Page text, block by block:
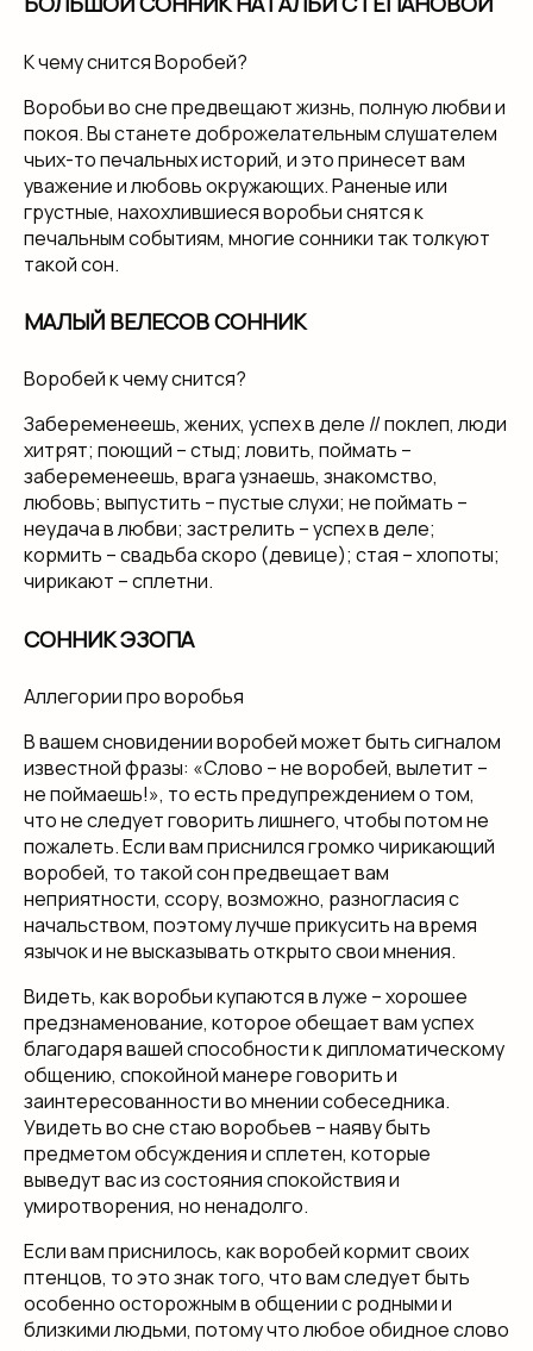
К чему снится Воробей?
Воробьи во сне предвещают жизнь, полную любви и
покоя. Вы станете доброжелательным слушателем
чьих-то печальных историй, и это принесет вам
уважение и любовь окружающих. Раненые или
грустные, нахохлившиеся воробьи снятся к
печальным событиям, многие сонники так толкуют
такой сон.
МАЛЫЙ ВЕЛЕСОВ СОННИК
Воробей к чему снится?
Забеременеешь, жених, успех в деле // поклеп, люди
хитрят; поющий – стыд; ловить, поймать –
забеременеешь, врага узнаешь, знакомство,
любовь; выпустить – пустые слухи; не поймать –
неудача в любви; застрелить – успех в деле;
кормить – свадьба скоро (девице); стая – хлопоты;
чирикают – сплетни.
СОННИК ЭЗОПА
Аллегории про воробья
В вашем сновидении воробей может быть сигналом
известной фразы: «Слово – не воробей, вылетит –
не поймаешь!», то есть предупреждением о том,
что не следует говорить лишнего, чтобы потом не
пожалеть. Если вам приснился громко чирикающий
воробей, то такой сон предвещает вам
неприятности, ссору, возможно, разногласия с
начальством, поэтому лучше прикусить на время
язычок и не высказывать открыто свои мнения.
Видеть, как воробьи купаются в луже – хорошее
предзнаменование, которое обещает вам успех
благодаря вашей способности к дипломатическому
общению, спокойной манере говорить и
заинтересованности во мнении собеседника.
Увидеть во сне стаю воробьев – наяву быть
предметом обсуждения и сплетен, которые
выведут вас из состояния спокойствия и
умиротворения, но ненадолго.
Если вам приснилось, как воробей кормит своих
птенцов, то это знак того, что вам следует быть
особенно осторожным в общении с родными и
близкими людьми, потому что любое обидное слово